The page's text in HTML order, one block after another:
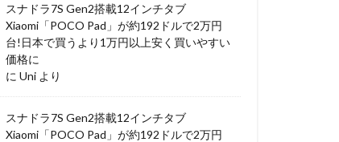
スナドラ7S Gen2搭載12インチタブ
Xiaomi「POCO Pad」が約192ドルで2万円
台!日本で買うより1万円以上安く買いやすい
価格に
に Uni より
スナドラ7S Gen2搭載12インチタブ
Xiaomi「POCO Pad」が約192ドルで2万円